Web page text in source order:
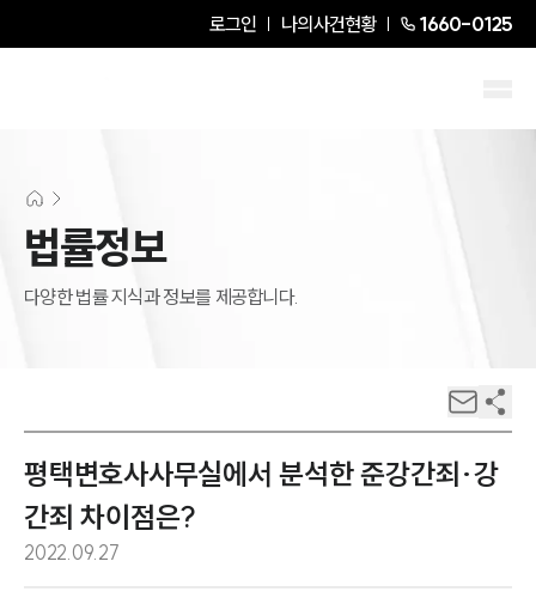
로그인 나의사건현황 1660-0125
법률정보
다양한 법률 지식과 정보를 제공합니다.
평택변호사사무실에서 분석한 준강간죄·강
간죄 차이점은?
2022.09.27